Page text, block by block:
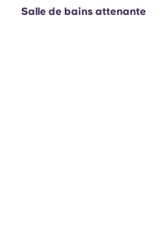
Salle de bains attenante